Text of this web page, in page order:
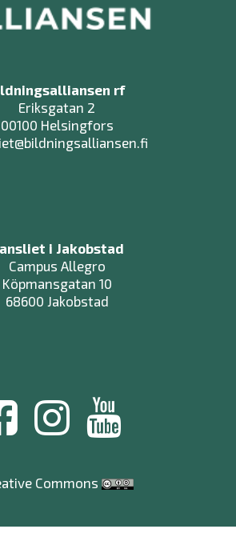
rf
Eriksgatan 2
00100 Helsingfors
i Jakobstad
Campus Allegro
Köpmansgatan 10
68600 Jakobstad
Commons